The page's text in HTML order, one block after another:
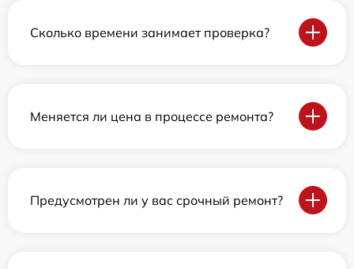
Сколько времени занимает проверка?
Меняется ли цена в процессе ремонта?
Предусмотрен ли у вас срочный ремонт?